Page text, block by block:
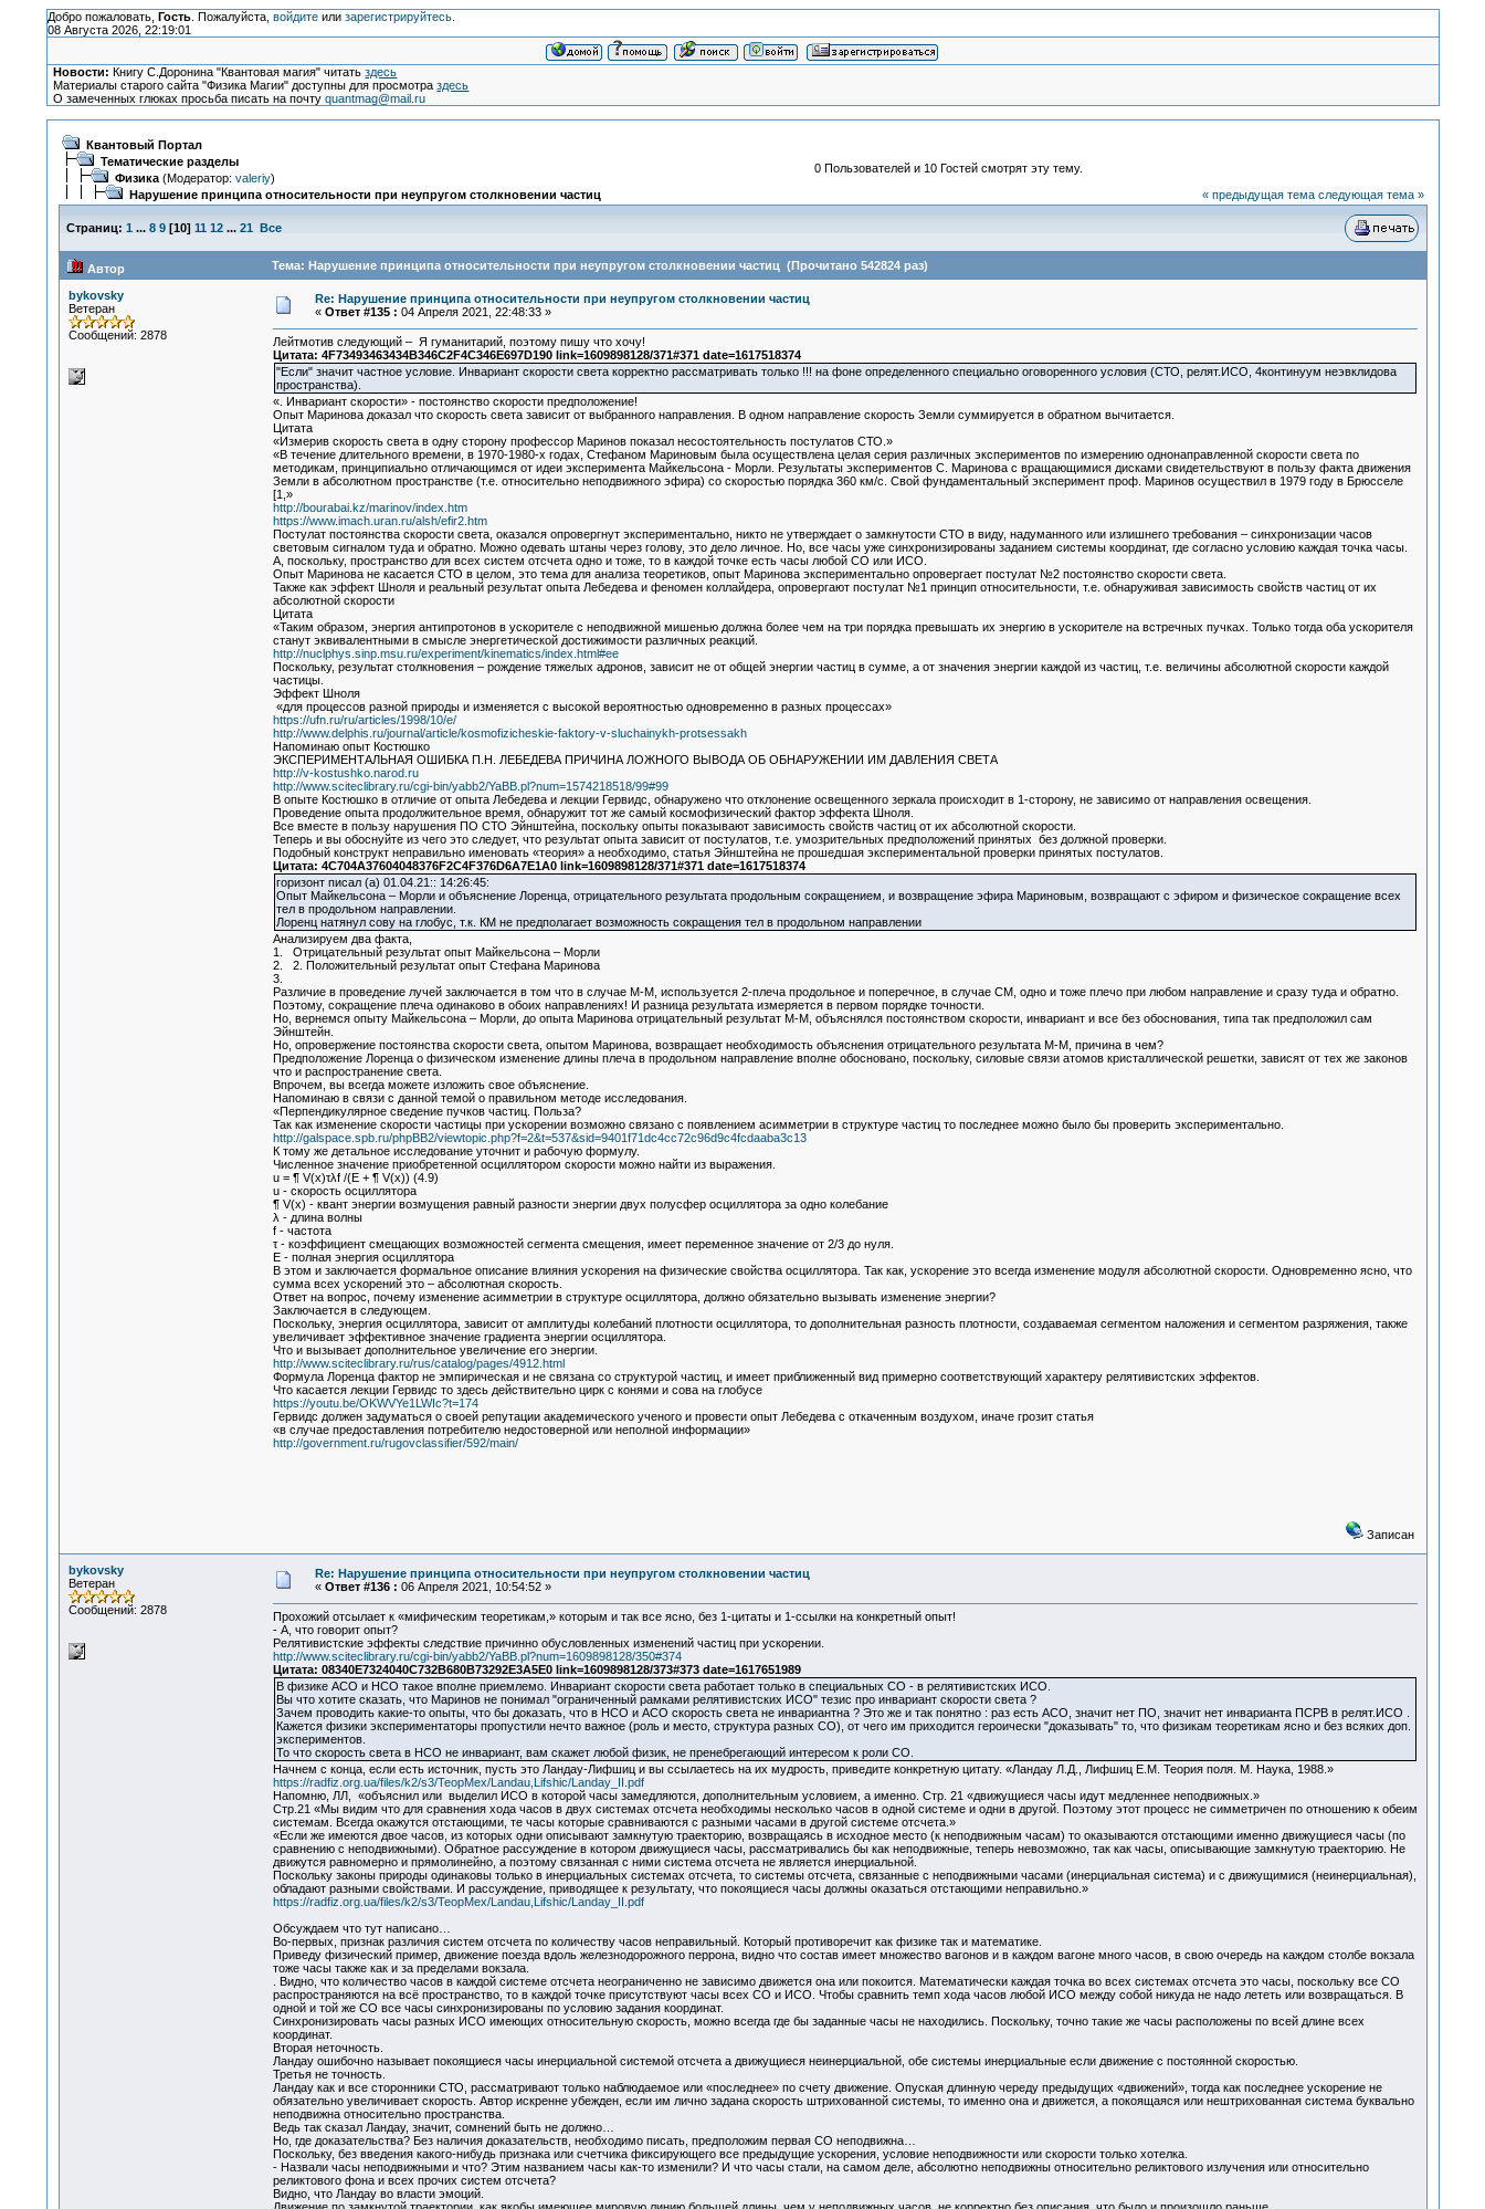
Добро пожаловать, Гость. Пожалуйста, войдитеили зарегистрируйтесь.
08 Августа 2026, 22:19:01
Новости: Книгу С.Доронина "Квантовая магия" читатьздесь
Материалы старого сайта "Физика Магии" доступны для просмотраздесь
О замеченных глюках просьба писать на почтуquantmag@mail.ru
Квантовый Портал
Тематические разделы
Физика(Модератор: valeriy)
Нарушение принципа относительности при неупругом столкновении частиц
0 Пользователей и 10 Гостей смотрят эту тему.
« предыдущая тема следующая тема »
Страниц: 1 ... 8 9[10] 11 12 ... 21 Все
Автор Тема: Нарушение принципа относительности при неупругом столкновении частиц (Прочитано 542824 раз)
bykovsky
Ветеран
Сообщений: 2878
Re: Нарушение принципа относительности при неупругом столкновении частиц
« Ответ #135 : 04 Апреля 2021, 22:48:33 »
Лейтмотив следующий – Я гуманитарий, поэтому пишу что хочу!
Цитата: 4F73493463434B346C2F4C346E697D190 link=1609898128/371#371 date=1617518374
"Если" значит частное условие. Инвариант скорости света корректно рассматривать только !!! на фоне определенного специально оговоренного условия (СТО, релят.ИСО, 4континуум неэвклидова
пространства).
«. Инвариант скорости» - постоянство скорости предположение!
Опыт Маринова доказал что скорость света зависит от выбранного направления. В одном направление скорость Земли суммируется в обратном вычитается.
Цитата
«Измерив скорость света в одну сторону профессор Маринов показал несостоятельность постулатов СТО.»
«В течение длительного времени, в 1970-1980-х годах, Стефаном Мариновым была осуществлена целая серия различных экспериментов по измерению однонаправленной скорости света по
методикам, принципиально отличающимся от идеи эксперимента Майкельсона - Морли. Результаты экспериментов С. Маринова с вращающимися дисками свидетельствуют в пользу факта движения
Земли в абсолютном пространстве (т.е. относительно неподвижного эфира) со скоростью порядка 360 км/с. Свой фундаментальный эксперимент проф. Маринов осуществил в 1979 году в Брюсселе
[1,»
http://bourabai.kz/marinov/index.htm
https://www.imach.uran.ru/alsh/efir2.htm
Постулат постоянства скорости света, оказался опровергнут экспериментально, никто не утверждает о замкнутости СТО в виду, надуманного или излишнего требования – синхронизации часов
световым сигналом туда и обратно. Можно одевать штаны через голову, это дело личное. Но, все часы уже синхронизированы заданием системы координат, где согласно условию каждая точка часы.
А, поскольку, пространство для всех систем отсчета одно и тоже, то в каждой точке есть часы любой СО или ИСО.
Опыт Маринова не касается СТО в целом, это тема для анализа теоретиков, опыт Маринова экспериментально опровергает постулат №2 постоянство скорости света.
Также как эффект Шноля и реальный результат опыта Лебедева и феномен коллайдера, опровергают постулат №1 принцип относительности, т.е. обнаруживая зависимость свойств частиц от их
абсолютной скорости
Цитата
«Таким образом, энергия антипротонов в ускорителе с неподвижной мишенью должна более чем на три порядка превышать их энергию в ускорителе на встречных пучках. Только тогда оба ускорителя
станут эквивалентными в смысле энергетической достижимости различных реакций.
http://nuclphys.sinp.msu.ru/experiment/kinematics/index.html#ee
Поскольку, результат столкновения – рождение тяжелых адронов, зависит не от общей энергии частиц в сумме, а от значения энергии каждой из частиц, т.е. величины абсолютной скорости каждой
частицы.
Эффект Шноля
«для процессов разной природы и изменяется с высокой вероятностью одновременно в разных процессах»
https://ufn.ru/ru/articles/1998/10/e/
http://www.delphis.ru/journal/article/kosmofizicheskie-faktory-v-sluchainykh-protsessakh
Напоминаю опыт Костюшко
ЭКСПЕРИМЕНТАЛЬНАЯ ОШИБКА П.Н. ЛЕБЕДЕВА ПРИЧИНА ЛОЖНОГО ВЫВОДА ОБ ОБНАРУЖЕНИИ ИМ ДАВЛЕНИЯ СВЕТА
http://v-kostushko.narod.ru
http://www.sciteclibrary.ru/cgi-bin/yabb2/YaBB.pl?num=1574218518/99#99
В опыте Костюшко в отличие от опыта Лебедева и лекции Гервидс, обнаружено что отклонение освещенного зеркала происходит в 1-сторону, не зависимо от направления освещения.
Проведение опыта продолжительное время, обнаружит тот же самый космофизический фактор эффекта Шноля.
Все вместе в пользу нарушения ПО СТО Эйнштейна, поскольку опыты показывают зависимость свойств частиц от их абсолютной скорости.
Теперь и вы обоснуйте из чего это следует, что результат опыта зависит от постулатов, т.е. умозрительных предположений принятых без должной проверки.
Подобный конструкт неправильно именовать «теория» а необходимо, статья Эйнштейна не прошедшая экспериментальной проверки принятых постулатов.
Цитата: 4C704A37604048376F2C4F376D6A7E1A0 link=1609898128/371#371 date=1617518374
горизонт писал (а) 01.04.21:: 14:26:45:
Опыт Майкельсона – Морли и объяснение Лоренца, отрицательного результата продольным сокращением, и возвращение эфира Мариновым, возвращают с эфиром и физическое сокращение всех
тел в продольном направлении.
Лоренц натянул сову на глобус, т.к. КМ не предполагает возможность сокращения тел в продольном направлении
Анализируем два факта,
1. Отрицательный результат опыт Майкельсона – Морли
2. 2. Положительный результат опыт Стефана Маринова
3.
Различие в проведение лучей заключается в том что в случае М-М, используется 2-плеча продольное и поперечное, в случае СМ, одно и тоже плечо при любом направление и сразу туда и обратно.
Поэтому, сокращение плеча одинаково в обоих направлениях! И разница результата измеряется в первом порядке точности.
Но, вернемся опыту Майкельсона – Морли, до опыта Маринова отрицательный результат М-М, объяснялся постоянством скорости, инвариант и все без обоснования, типа так предположил сам
Эйнштейн.
Но, опровержение постоянства скорости света, опытом Маринова, возвращает необходимость объяснения отрицательного результата М-М, причина в чем?
Предположение Лоренца о физическом изменение длины плеча в продольном направление вполне обосновано, поскольку, силовые связи атомов кристаллической решетки, зависят от тех же законов
что и распространение света.
Впрочем, вы всегда можете изложить свое объяснение.
Напоминаю в связи с данной темой о правильном методе исследования.
«Перпендикулярное сведение пучков частиц. Польза?
Так как изменение скорости частицы при ускорении возможно связано с появлением асимметрии в структуре частиц то последнее можно было бы проверить экспериментально.
http://galspace.spb.ru/phpBB2/viewtopic.php?f=2&t=537&sid=9401f71dc4cc72c96d9c4fcdaaba3c13
К тому же детальное исследование уточнит и рабочую формулу.
Численное значение приобретенной осциллятором скорости можно найти из выражения.
u = ¶ V(x)τλf /(E + ¶ V(x)) (4.9)
u - скорость осциллятора
¶ V(x) - квант энергии возмущения равный разности энергии двух полусфер осциллятора за одно колебание
λ - длина волны
f - частота
τ - коэффициент смещающих возможностей сегмента смещения, имеет переменное значение от 2/3 до нуля.
E - полная энергия осциллятора
В этом и заключается формальное описание влияния ускорения на физические свойства осциллятора. Так как, ускорение это всегда изменение модуля абсолютной скорости. Одновременно ясно, что
сумма всех ускорений это – абсолютная скорость.
Ответ на вопрос, почему изменение асимметрии в структуре осциллятора, должно обязательно вызывать изменение энергии?
Заключается в следующем.
Поскольку, энергия осциллятора, зависит от амплитуды колебаний плотности осциллятора, то дополнительная разность плотности, создаваемая сегментом наложения и сегментом разряжения, также
увеличивает эффективное значение градиента энергии осциллятора.
Что и вызывает дополнительное увеличение его энергии.
http://www.sciteclibrary.ru/rus/catalog/pages/4912.html
Формула Лоренца фактор не эмпирическая и не связана со структурой частиц, и имеет приближенный вид примерно соответствующий характеру релятивистских эффектов.
Что касается лекции Гервидс то здесь действительно цирк с конями и сова на глобусе
https://youtu.be/OKWVYe1LWIc?t=174
Гервидс должен задуматься о своей репутации академического ученого и провести опыт Лебедева с откаченным воздухом, иначе грозит статья
«в случае предоставления потребителю недостоверной или неполной информации»
http://government.ru/rugovclassifier/592/main/
Записан
bykovsky
Ветеран
Сообщений: 2878
Re: Нарушение принципа относительности при неупругом столкновении частиц
« Ответ #136 : 06 Апреля 2021, 10:54:52 »
Прохожий отсылает к «мифическим теоретикам,» которым и так все ясно, без 1-цитаты и 1-ссылки на конкретный опыт!
- А, что говорит опыт?
Релятивистские эффекты следствие причинно обусловленных изменений частиц при ускорении.
http://www.sciteclibrary.ru/cgi-bin/yabb2/YaBB.pl?num=1609898128/350#374
Цитата: 08340E7324040C732B680B73292E3A5E0 link=1609898128/373#373 date=1617651989
В физике АСО и НСО такое вполне приемлемо. Инвариант скорости света работает только в специальных СО - в релятивистских ИСО.
Вы что хотите сказать, что Маринов не понимал "ограниченный рамками релятивистских ИСО" тезис про инвариант скорости света ?
Зачем проводить какие-то опыты, что бы доказать, что в НСО и АСО скорость света не инвариантна ? Это же и так понятно : раз есть АСО, значит нет ПО, значит нет инварианта ПСРВ в релят.ИСО .
Кажется физики экспериментаторы пропустили нечто важное (роль и место, структура разных СО), от чего им приходится героически "доказывать" то, что физикам теоретикам ясно и без всяких доп.
экспериментов.
То что скорость света в НСО не инвариант, вам скажет любой физик, не пренебрегающий интересом к роли СО.
Начнем с конца, если есть источник, пусть это Ландау-Лифшиц и вы ссылаетесь на их мудрость, приведите конкретную цитату. «Ландау Л.Д., Лифшиц Е.М. Теория поля. М. Наука, 1988.»
https://radfiz.org.ua/files/k2/s3/TeopMex/Landau,Lifshic/Landay_II.pdf
Напомню, ЛЛ, «объяснил или выделил ИСО в которой часы замедляются, дополнительным условием, а именно. Стр. 21 «движущиеся часы идут медленнее неподвижных.»
Стр.21 «Мы видим что для сравнения хода часов в двух системах отсчета необходимы несколько часов в одной системе и одни в другой. Поэтому этот процесс не симметричен по отношению к обеим
системам. Всегда окажутся отстающими, те часы которые сравниваются с разными часами в другой системе отсчета.»
«Если же имеются двое часов, из которых одни описывают замкнутую траекторию, возвращаясь в исходное место (к неподвижным часам) то оказываются отстающими именно движущиеся часы (по
сравнению с неподвижными). Обратное рассуждение в котором движущиеся часы, рассматривались бы как неподвижные, теперь невозможно, так как часы, описывающие замкнутую траекторию. Не
движутся равномерно и прямолинейно, а поэтому связанная с ними система отсчета не является инерциальной.
Поскольку законы природы одинаковы только в инерциальных системах отсчета, то системы отсчета, связанные с неподвижными часами (инерциальная система) и с движущимися (неинерциальная),
обладают разными свойствами. И рассуждение, приводящее к результату, что покоящиеся часы должны оказаться отстающими неправильно.»
https://radfiz.org.ua/files/k2/s3/TeopMex/Landau,Lifshic/Landay_II.pdf
Обсуждаем что тут написано…
Во-первых, признак различия систем отсчета по количеству часов неправильный. Который противоречит как физике так и математике.
Приведу физический пример, движение поезда вдоль железнодорожного перрона, видно что состав имеет множество вагонов и в каждом вагоне много часов, в свою очередь на каждом столбе вокзала
тоже часы также как и за пределами вокзала.
. Видно, что количество часов в каждой системе отсчета неограниченно не зависимо движется она или покоится. Математически каждая точка во всех системах отсчета это часы, поскольку все СО
распространяются на всё пространство, то в каждой точке присутствуют часы всех СО и ИСО. Чтобы сравнить темп хода часов любой ИСО между собой никуда не надо лететь или возвращаться. В
одной и той же СО все часы синхронизированы по условию задания координат.
Синхронизировать часы разных ИСО имеющих относительную скорость, можно всегда где бы заданные часы не находились. Поскольку, точно такие же часы расположены по всей длине всех
координат.
Вторая неточность.
Ландау ошибочно называет покоящиеся часы инерциальной системой отсчета а движущиеся неинерциальной, обе системы инерциальные если движение с постоянной скоростью.
Третья не точность.
Ландау как и все сторонники СТО, рассматривают только наблюдаемое или «последнее» по счету движение. Опуская длинную череду предыдущих «движений», тогда как последнее ускорение не
обязательно увеличивает скорость. Автор искренне убежден, если им лично задана скорость штрихованной системы, то именно она и движется, а покоящаяся или нештрихованная система буквально
неподвижна относительно пространства.
Ведь так сказал Ландау, значит, сомнений быть не должно…
Но, где доказательства? Без наличия доказательств, необходимо писать, предположим первая СО неподвижна…
Поскольку, без введения какого-нибудь признака или счетчика фиксирующего все предыдущие ускорения, условие неподвижности или скорости только хотелка.
- Назвали часы неподвижными и что? Этим названием часы как-то изменили? И что часы стали, на самом деле, абсолютно неподвижны относительно реликтового излучения или относительно
реликтового фона и всех прочих систем отсчета?
Видно, что Ландау во власти эмоций.